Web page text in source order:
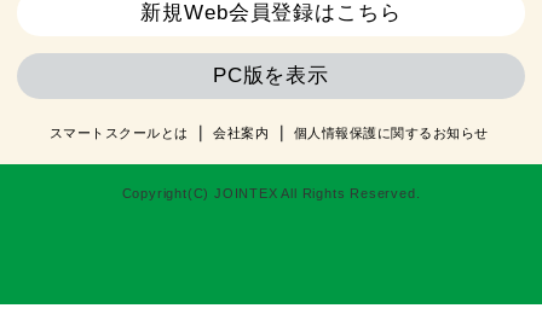
新規Web会員登録はこちら
PC版を表示
スマートスクールとは 会社案内 個人情報保護に関するお知らせ
Copyright(C) JOINTEX All Rights Reserved.